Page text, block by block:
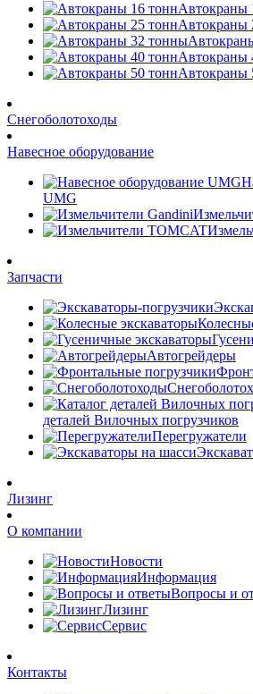
Автокраны
Автокраны
Автокраны
Автокраны
Снегоболотоходы
Навесное оборудование
UMG
Запчасти
Автогрейдеры
деталей Вилочных погрузчиков
Перегружатели
Лизинг
О компании
Новости
Информация
Вопросы и
Лизинг
Сервис
Контакты